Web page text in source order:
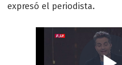
expresó el periodista.